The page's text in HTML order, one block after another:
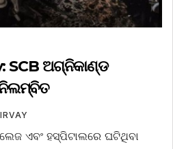
SCB ଅଗ୍ନିକାଣ୍ଡ
ନିଲମ୍ବିତ
ଏବଂ ହସ୍ପିଟାଲରେ ଘଟିଥିବା